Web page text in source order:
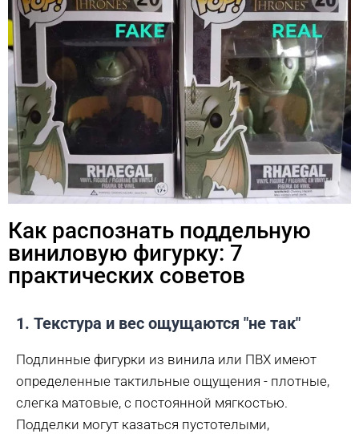
Как распознать поддельную
виниловую фигурку: 7
практических советов
1. Текстура и вес ощущаются "не так"
Подлинные фигурки из винила или ПВХ имеют
определенные тактильные ощущения - плотные,
слегка матовые, с постоянной мягкостью.
Подделки могут казаться пустотелыми,